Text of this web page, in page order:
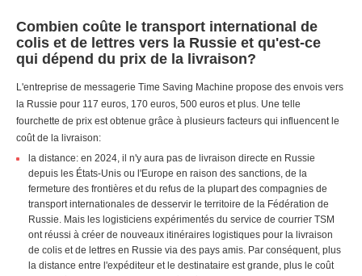
Combien coûte le transport international de
colis et de lettres vers la Russie et qu'est-ce
qui dépend du prix de la livraison?
L'entreprise de messagerie Time Saving Machine propose des envois vers
la Russie pour 117 euros, 170 euros, 500 euros et plus. Une telle
fourchette de prix est obtenue grâce à plusieurs facteurs qui influencent le
coût de la livraison:
la distance: en 2024, il n'y aura pas de livraison directe en Russie
depuis les États-Unis ou l'Europe en raison des sanctions, de la
fermeture des frontières et du refus de la plupart des compagnies de
transport internationales de desservir le territoire de la Fédération de
Russie. Mais les logisticiens expérimentés du service de courrier TSM
ont réussi à créer de nouveaux itinéraires logistiques pour la livraison
de colis et de lettres en Russie via des pays amis. Par conséquent, plus
la distance entre l'expéditeur et le destinataire est grande, plus le coût